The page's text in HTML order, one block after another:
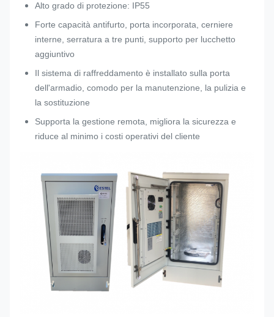
Alto grado di protezione: IP55
Forte capacità antifurto, porta incorporata, cerniere
interne, serratura a tre punti, supporto per lucchetto
aggiuntivo
Il sistema di raffreddamento è installato sulla porta
dell'armadio, comodo per la manutenzione, la pulizia e
la sostituzione
Supporta la gestione remota, migliora la sicurezza e
riduce al minimo i costi operativi del cliente